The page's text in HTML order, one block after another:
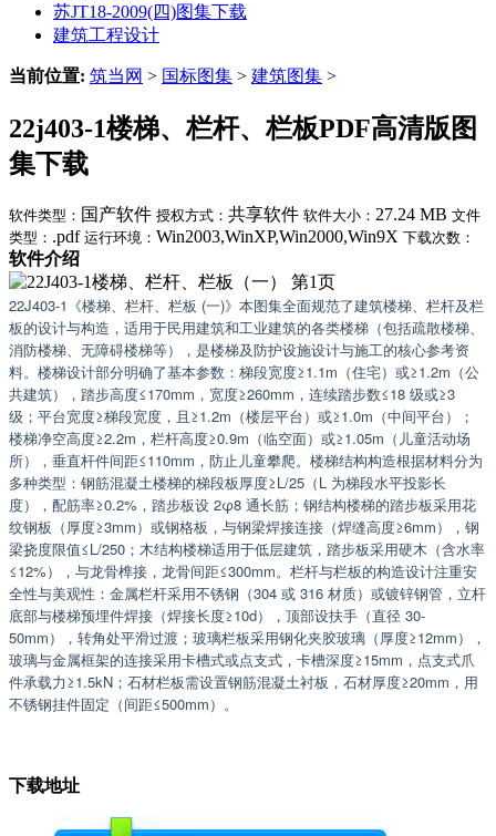
苏JT18-2009(四)图集下载
建筑工程设计
当前位置: 筑当网 > 国标图集 > 建筑图集 >
22j403-1楼梯、栏杆、栏板PDF高清版图
集下载
软件类型： 国产软件 授权方式： 共享软件 软件大小： 27.24 MB 文件
类型： .pdf 运行环境： Win2003,WinXP,Win2000,Win9X 下载次数：
软件介绍
22J403-1《楼梯、栏杆、栏板 (一)》​本图集全面规范了建筑楼梯、栏杆及栏
板的设计与构造，适用于民用建筑和工业建筑的各类楼梯（包括疏散楼梯、
消防楼梯、无障碍楼梯等），是楼梯及防护设施设计与施工的核心参考资
料。​楼梯设计部分明确了基本参数：梯段宽度≥1.1m（住宅）或≥1.2m（公
共建筑），踏步高度≤170mm，宽度≥260mm，连续踏步数≤18 级或≥3
级；平台宽度≥梯段宽度，且≥1.2m（楼层平台）或≥1.0m（中间平台）；
楼梯净空高度≥2.2m，栏杆高度≥0.9m（临空面）或≥1.05m（儿童活动场
所），垂直杆件间距≤110mm，防止儿童攀爬。​楼梯结构构造根据材料分为
多种类型：钢筋混凝土楼梯的梯段板厚度≥L/25（L 为梯段水平投影长
度），配筋率≥0.2%，踏步板设 2φ8 通长筋；钢结构楼梯的踏步板采用花
纹钢板（厚度≥3mm）或钢格板，与钢梁焊接连接（焊缝高度≥6mm），钢
梁挠度限值≤L/250；木结构楼梯适用于低层建筑，踏步板采用硬木（含水率
≤12%），与龙骨榫接，龙骨间距≤300mm。​栏杆与栏板的构造设计注重安
全性与美观性：金属栏杆采用不锈钢（304 或 316 材质）或镀锌钢管，立杆
底部与楼梯预埋件焊接（焊接长度≥10d），顶部设扶手（直径 30-
50mm），转角处平滑过渡；玻璃栏板采用钢化夹胶玻璃（厚度≥12mm），
玻璃与金属框架的连接采用卡槽式或点支式，卡槽深度≥15mm，点支式爪
件承载力≥1.5kN；石材栏板需设置钢筋混凝土衬板，石材厚度≥20mm，用
不锈钢挂件固定（间距≤500mm）。
下载地址